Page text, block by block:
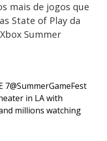
mais de jogos que
State of Play da
Summer
7@SummerGameFest
in LA with
millions watching